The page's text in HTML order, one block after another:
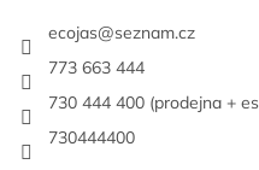
ecojas@seznam.cz
773 663 444
730 444 400 (prodejna +
730444400